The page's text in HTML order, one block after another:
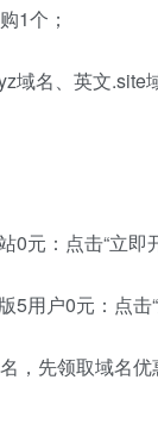
1个；
域名、英文
元：点击“立即
用户0元：点击
，先领取域名优